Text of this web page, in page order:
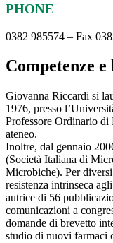
PHONE
0382 985574 – Fax
Competenze
Giovanna Riccardi si
1976, presso
Professore Ordinario di
ateneo.
Inoltre, dal gennaio
(Società Italiana di
Microbiche). Per
resistenza intrinseca
autrice di 56
comunicazioni a
domande di brevetto
studio di nuovi farmaci